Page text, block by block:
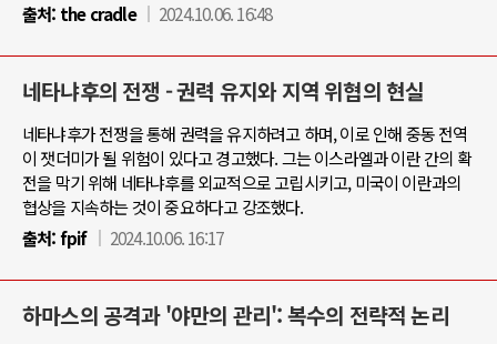
출처: the cradle 2024.10.06. 16:48
네타냐후의 전쟁 - 권력 유지와 지역 위협의 현실
네타냐후가 전쟁을 통해 권력을 유지하려고 하며, 이로 인해 중동 전역
이 잿더미가 될 위험이 있다고 경고했다. 그는 이스라엘과 이란 간의 확
전을 막기 위해 네타냐후를 외교적으로 고립시키고, 미국이 이란과의
협상을 지속하는 것이 중요하다고 강조했다.
출처:fpif 2024.10.06. 16:17
하마스의 공격과 '야만의 관리': 복수의 전략적 논리